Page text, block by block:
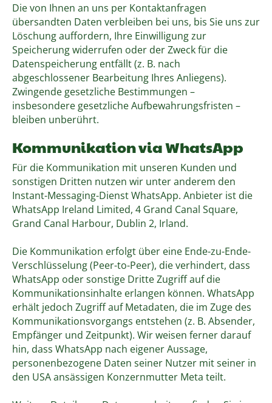
Die von Ihnen an uns per Kontaktanfragen
übersandten Daten verbleiben bei uns, bis Sie uns zur
Löschung auffordern, Ihre Einwilligung zur
Speicherung widerrufen oder der Zweck für die
Datenspeicherung entfällt (z. B. nach
abgeschlossener Bearbeitung Ihres Anliegens).
Zwingende gesetzliche Bestimmungen –
insbesondere gesetzliche Aufbewahrungsfristen –
bleiben unberührt.
Kommunikation via WhatsApp
Für die Kommunikation mit unseren Kunden und
sonstigen Dritten nutzen wir unter anderem den
Instant-Messaging-Dienst WhatsApp. Anbieter ist die
WhatsApp Ireland Limited, 4 Grand Canal Square,
Grand Canal Harbour, Dublin 2, Irland.
Die Kommunikation erfolgt über eine Ende-zu-Ende-
Verschlüsselung (Peer-to-Peer), die verhindert, dass
WhatsApp oder sonstige Dritte Zugriff auf die
Kommunikationsinhalte erlangen können. WhatsApp
erhält jedoch Zugriff auf Metadaten, die im Zuge des
Kommunikationsvorgangs entstehen (z. B. Absender,
Empfänger und Zeitpunkt). Wir weisen ferner darauf
hin, dass WhatsApp nach eigener Aussage,
personenbezogene Daten seiner Nutzer mit seiner in
den USA ansässigen Konzernmutter Meta teilt.